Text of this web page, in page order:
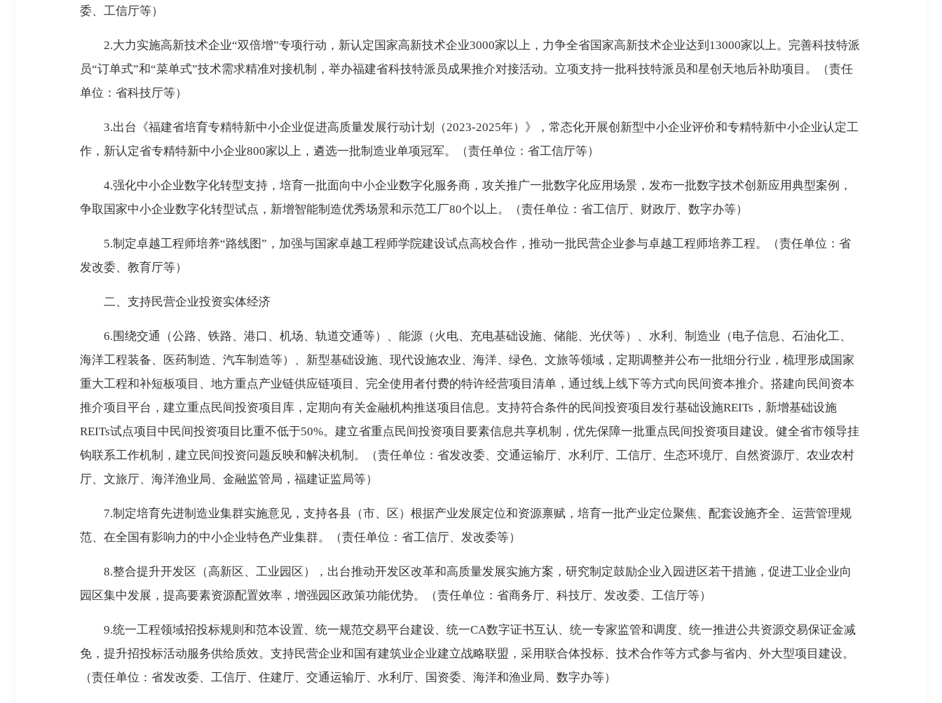
委、工信厅等）
2.大力实施高新技术企业“双倍增”专项行动，新认定国家高新技术企业3000家以上，力争全省国家高新技术企业达到13000家以上。完善科技特派
员“订单式”和“菜单式”技术需求精准对接机制，举办福建省科技特派员成果推介对接活动。立项支持一批科技特派员和星创天地后补助项目。（责任
单位：省科技厅等）
3.出台《福建省培育专精特新中小企业促进高质量发展行动计划（2023-2025年）》，常态化开展创新型中小企业评价和专精特新中小企业认定工
作，新认定省专精特新中小企业800家以上，遴选一批制造业单项冠军。（责任单位：省工信厅等）
4.强化中小企业数字化转型支持，培育一批面向中小企业数字化服务商，攻关推广一批数字化应用场景，发布一批数字技术创新应用典型案例，
争取国家中小企业数字化转型试点，新增智能制造优秀场景和示范工厂80个以上。（责任单位：省工信厅、财政厅、数字办等）
5.制定卓越工程师培养“路线图”，加强与国家卓越工程师学院建设试点高校合作，推动一批民营企业参与卓越工程师培养工程。（责任单位：省
发改委、教育厅等）
二、支持民营企业投资实体经济
6.围绕交通（公路、铁路、港口、机场、轨道交通等）、能源（火电、充电基础设施、储能、光伏等）、水利、制造业（电子信息、石油化工、
海洋工程装备、医药制造、汽车制造等）、新型基础设施、现代设施农业、海洋、绿色、文旅等领域，定期调整并公布一批细分行业，梳理形成国家
重大工程和补短板项目、地方重点产业链供应链项目、完全使用者付费的特许经营项目清单，通过线上线下等方式向民间资本推介。搭建向民间资本
推介项目平台，建立重点民间投资项目库，定期向有关金融机构推送项目信息。支持符合条件的民间投资项目发行基础设施REITs，新增基础设施
REITs试点项目中民间投资项目比重不低于50%。建立省重点民间投资项目要素信息共享机制，优先保障一批重点民间投资项目建设。健全省市领导挂
钩联系工作机制，建立民间投资问题反映和解决机制。（责任单位：省发改委、交通运输厅、水利厅、工信厅、生态环境厅、自然资源厅、农业农村
厅、文旅厅、海洋渔业局、金融监管局，福建证监局等）
7.制定培育先进制造业集群实施意见，支持各县（市、区）根据产业发展定位和资源禀赋，培育一批产业定位聚焦、配套设施齐全、运营管理规
范、在全国有影响力的中小企业特色产业集群。（责任单位：省工信厅、发改委等）
8.整合提升开发区（高新区、工业园区），出台推动开发区改革和高质量发展实施方案，研究制定鼓励企业入园进区若干措施，促进工业企业向
园区集中发展，提高要素资源配置效率，增强园区政策功能优势。（责任单位：省商务厅、科技厅、发改委、工信厅等）
9.统一工程领域招投标规则和范本设置、统一规范交易平台建设、统一CA数字证书互认、统一专家监管和调度、统一推进公共资源交易保证金减
免，提升招投标活动服务供给质效。支持民营企业和国有建筑业企业建立战略联盟，采用联合体投标、技术合作等方式参与省内、外大型项目建设。
（责任单位：省发改委、工信厅、住建厅、交通运输厅、水利厅、国资委、海洋和渔业局、数字办等）